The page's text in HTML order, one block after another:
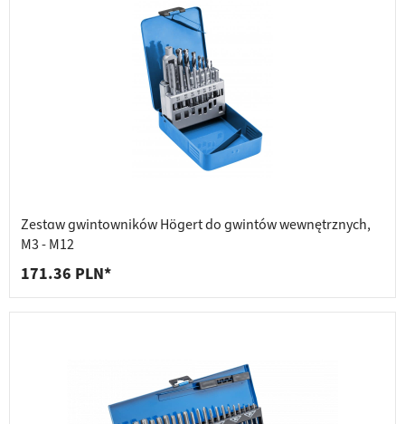
Zestaw gwintowników Högert do gwintów wewnętrznych,
M3 - M12
171.36 PLN*